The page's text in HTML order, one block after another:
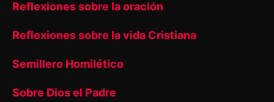
Reflexiones sobre la oración
Reflexiones sobre la vida Cristiana
Semillero Homilético
Sobre Dios el Padre